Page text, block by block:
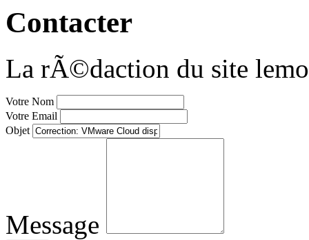
Contacter
La rÃ©daction du site
Votre Nom
Votre Email
Objet
Message